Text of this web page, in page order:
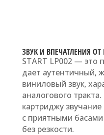
ЗВУК И ВПЕЧАТЛЕНИЯ
START LP002 — это
дает аутентичный,
виниловый звук,
аналогового
картриджу
с приятными
без резкости.